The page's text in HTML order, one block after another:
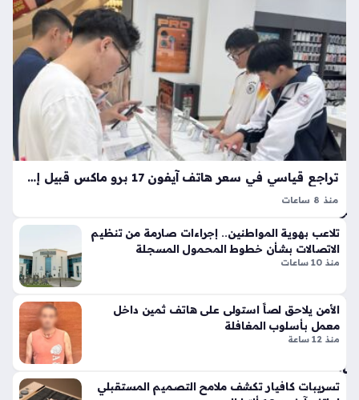
دي
د
20
26
منذ
3
سا
عا
أها
لي
الق
ليو
بية
تح
بط
مح
اول
ل
هات
ف
فتا
وت
سل
م
ان
ي
تراجع قياسي في سعر هاتف آيفون 17 برو ماكس قبيل إطلاق الإصدار الجديد
منذ 8 ساعات
الفيتنامية مع اقتراب موعد الكشف عن الجيل الثامن عشر من
هواتف آبل، حيث تشير التقارير الميدانية إلى أن هذا الانخفاض…
تلاعب بهوية المواطنين.. إجراءات صارمة من تنظيم
الاتصالات بشأن خطوط المحمول المسجلة
منذ 10 ساعات
الأمن يلاحق لصاً استولى على هاتف ثمين داخل
معمل بأسلوب المغافلة
منذ 12 ساعة
تسريبات كافيار تكشف ملامح التصميم المستقبلي